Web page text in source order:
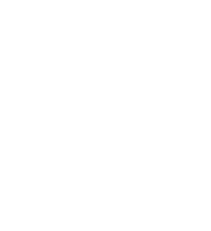
compositi